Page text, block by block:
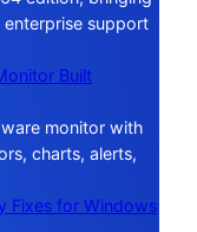
enterprise support
Built
monitor with
charts, alerts,
Fixes for Windows